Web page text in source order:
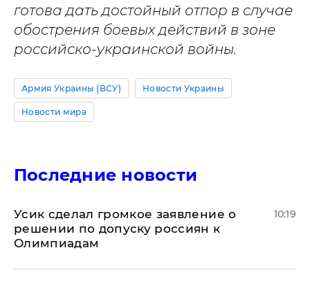
готова дать достойный отпор в случае
обострения боевых действий в зоне
российско-украинской войны.
Армия Украины (ВСУ) Новости Украины
Новости мира
Последние новости
Усик сделал громкое заявление о
решении по допуску россиян к
Олимпиадам
10:19